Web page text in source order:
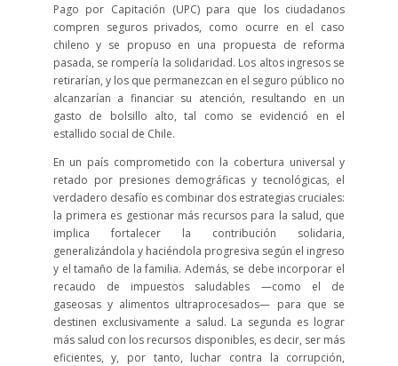
Pago por Capitación (UPC) para que los ciudadanos
compren seguros privados, como ocurre en el caso
chileno y se propuso en una propuesta de reforma
pasada, se rompería la solidaridad. Los altos ingresos se
retirarían, y los que permanezcan en el seguro público no
alcanzarían a financiar su atención, resultando en un
gasto de bolsillo alto, tal como se evidenció en el
estallido social de Chile.
En un país comprometido con la cobertura universal y
retado por presiones demográficas y tecnológicas, el
verdadero desafío es combinar dos estrategias cruciales:
la primera es gestionar más recursos para la salud, que
implica fortalecer la contribución solidaria,
generalizándola y haciéndola progresiva según el ingreso
y el tamaño de la familia. Además, se debe incorporar el
recaudo de impuestos saludables —como el de
gaseosas y alimentos ultraprocesados— para que se
destinen exclusivamente a salud. La segunda es lograr
más salud con los recursos disponibles, es decir, ser más
eficientes, y, por tanto, luchar contra la corrupción,